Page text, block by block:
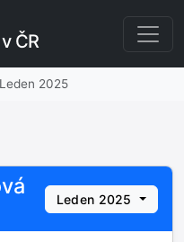
ČR
2025
Leden 2025